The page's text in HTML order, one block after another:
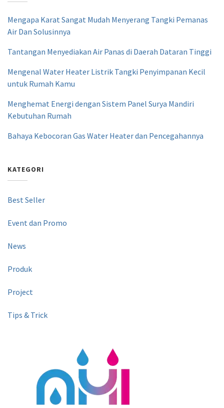
Mengapa Karat Sangat Mudah Menyerang Tangki Pemanas
Air Dan Solusinnya
Tantangan Menyediakan Air Panas di Daerah Dataran Tinggi
Mengenal Water Heater Listrik Tangki Penyimpanan Kecil
untuk Rumah Kamu
Menghemat Energi dengan Sistem Panel Surya Mandiri
Kebutuhan Rumah
Bahaya Kebocoran Gas Water Heater dan Pencegahannya
KATEGORI
Best Seller
Event dan Promo
News
Produk
Project
Tips & Trick